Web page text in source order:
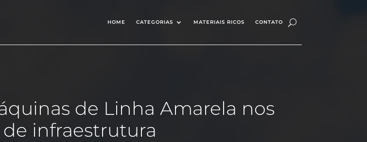
HOME CATEGORIAS MATERIAIS RICOS CONTATO
de Linha Amarela nos
infraestrutura